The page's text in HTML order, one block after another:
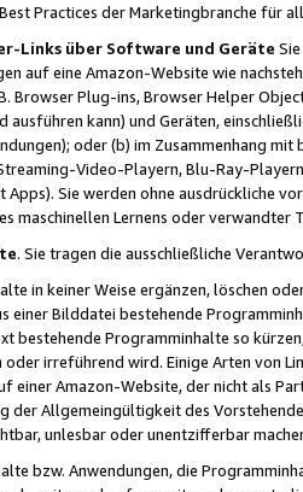
Practices der Marketingbranche für
Links über Software und Geräte
auf eine Amazon-Website wie
Browser Plug-ins, Browser Helper
ausführen kann) und Geräten,
oder (b) im Zusammenhang
Video-Playern, Blu-Ray-
Apps). Sie werden ohne ausdrückliche
maschinellen Lernens oder
. Sie tragen die ausschließliche
in keiner Weise ergänzen, löschen
einer Bilddatei bestehende
bestehende Programminhalte so
irreführend wird. Einige Arten von
einer Amazon-Website, der nicht als
der Allgemeingültigkeit des
unlesbar oder unentzifferbar
bzw. Anwendungen, die